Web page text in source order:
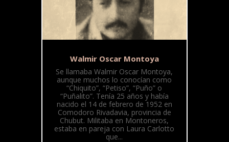
Walmir Oscar Montoya
Se llamaba Walmir Oscar Montoya,
aunque muchos lo conocían como
“Chiquito”, “Petiso”, “Puño” o
“Puñalito”. Tenía 25 años y había
nacido el 14 de febrero de 1952 en
Comodoro Rivadavia, provincia de
Chubut. Militaba en Montoneros,
estaba en pareja con Laura Carlotto
que...